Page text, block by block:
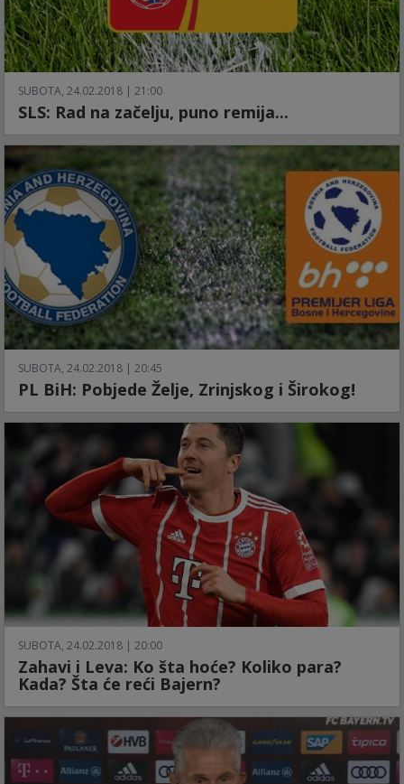
SUBOTA, 24.02.2018 | 21:00
SLS: Rad na začelju, puno remija...
SUBOTA, 24.02.2018 | 20:45
PL BiH: Pobjede Želje, Zrinjskog i Širokog!
SUBOTA, 24.02.2018 | 20:00
Zahavi i Leva: Ko šta hoće? Koliko para?
Kada? Šta će reći Bajern?